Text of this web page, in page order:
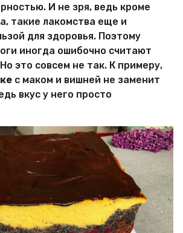
И не зря, ведь кроме
такие лакомства еще и
для здоровья. Поэтому
иногда ошибочно считают
это совсем не так. К примеру,
с маком и вишней не заменит
вкус у него просто